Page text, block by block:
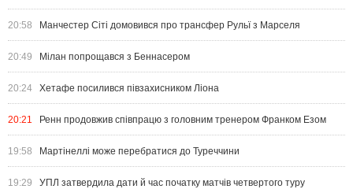
20:58 Манчестер Сіті домовився про трансфер Рульї з Марселя
20:49 Мілан попрощався з Беннасером
20:24 Хетафе посилився півзахисником Ліона
20:21 Ренн продовжив співпрацю з головним тренером Франком Езом
19:58 Мартінеллі може перебратися до Туреччини
19:29 УПЛ затвердила дати й час початку матчів четвертого туру